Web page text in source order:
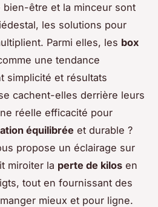
bien-être et la minceur sont
les solutions pour
Parmi elles, les box
une tendance
simplicité et résultats
cachent-elles derrière leurs
réelle efficacité pour
équilibrée et durable ?
propose un éclairage sur
miroiter la perte de kilos en
tout en fournissant des
mieux et pour ligne.